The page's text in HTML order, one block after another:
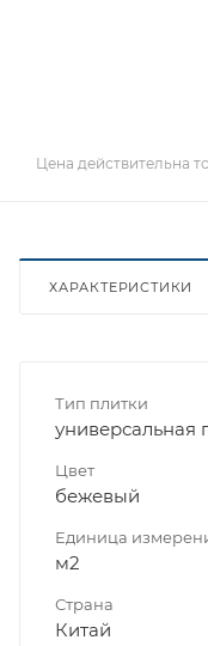
Цена действительна
ХАРАКТЕРИСТИКИ
Тип плитки
универсальная
Цвет
бежевый
Единица
м2
Страна
Китай